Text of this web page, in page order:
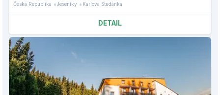
Česká Republika Jeseníky Karlova Studánka
DETAIL